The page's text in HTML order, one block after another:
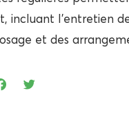
incluant l’entretien
et des